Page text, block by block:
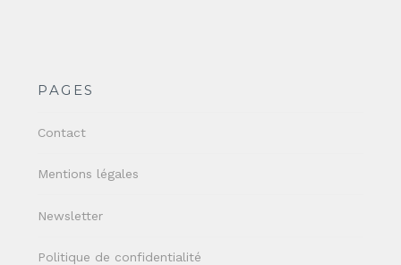
PAGES
Contact
Mentions légales
Newsletter
Politique de confidentialité